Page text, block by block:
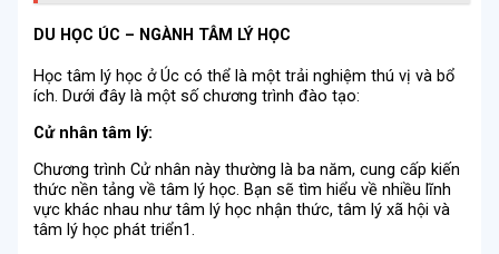
DU HỌC ÚC – NGÀNH TÂM LÝ HỌC
Học tâm lý học ở Úc có thể là một trải nghiệm thú vị và bổ
ích. Dưới đây là một số chương trình đào tạo:
Cửnhântâm lý:
Chương trình Cử nhân này thường là ba năm, cung cấp kiến
thức nền tảng về tâm lý học. Bạn sẽ tìm hiểu về nhiều lĩnh
vực khác nhau như tâm lý học nhận thức, tâm lý xã hội và
tâm lý học phát triển1.